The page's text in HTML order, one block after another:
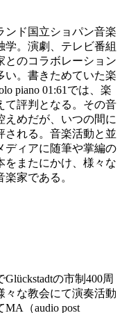
ンド国立ショパン音楽
学。演劇、テレビ番組
とのコラボレーション
い。書きためていた楽
piano 01:61では、楽
て評判となる。その音
えめだが、いつの間に
される。音楽活動と並
ディアに随筆や掌編の
をまたにかけ、様々な
家である。
の市制400周
々な教会にて演奏活動
（audio post